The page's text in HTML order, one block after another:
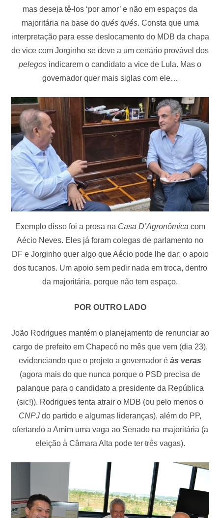
mas deseja tê-los ‘por amor’ e não em espaços da
majoritária na base do qués qués. Consta que uma
interpretação para esse deslocamento do MDB da chapa
de vice com Jorginho se deve a um cenário provável dos
pelegos indicarem o candidato a vice de Lula. Mas o
governador quer mais siglas com ele…
Exemplo disso foi a prosa na Casa D’Agronômica com
Aécio Neves. Eles já foram colegas de parlamento no
DF e Jorginho quer algo que Aécio pode lhe dar: o apoio
dos tucanos. Um apoio sem pedir nada em troca, dentro
da majoritária, porque não tem espaço.
POR OUTRO LADO
João Rodrigues mantém o planejamento de renunciar ao
cargo de prefeito em Chapecó no mês que vem (dia 23),
evidenciando que o projeto a governador é às veras
(agora mais do que nunca porque o PSD precisa de
palanque para o candidato a presidente da República
(sic!)). Rodrigues tenta atrair o MDB (ou pelo menos o
CNPJ do partido e algumas lideranças), além do PP,
ofertando a Amim uma vaga ao Senado na majoritária (a
eleição à Câmara Alta pode ter três vagas).